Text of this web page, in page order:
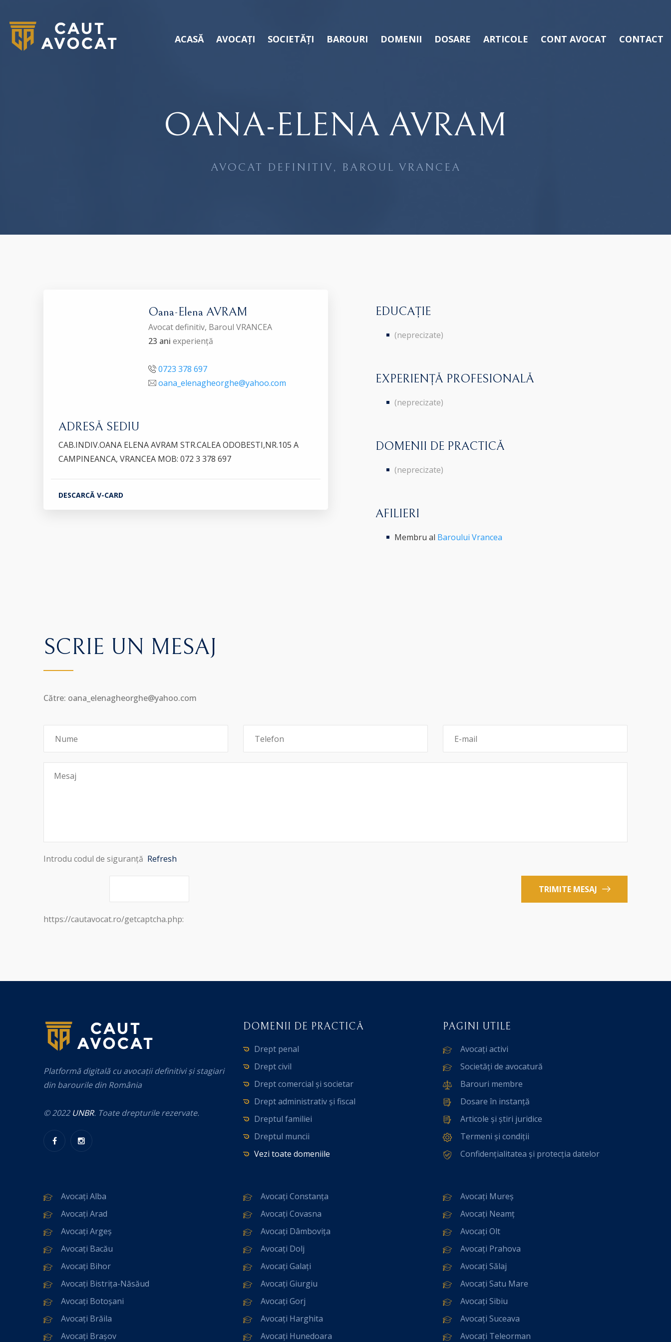
ACASĂ AVOCAȚI SOCIETĂȚI BAROURI DOMENII DOSARE ARTICOLE CONT AVOCAT CONTACT
OANA-ELENA AVRAM
AVOCAT DEFINITIV, BAROUL VRANCEA
Oana-Elena AVRAM
Avocat definitiv, Baroul VRANCEA
23 ani experiență
0723 378 697
oana_elenagheorghe@yahoo.com
ADRESĂ SEDIU
CAB.INDIV.OANA ELENA AVRAM STR.CALEA ODOBESTI,NR.105 A
CAMPINEANCA, VRANCEA MOB: 072 3 378 697
DESCARCĂ V-CARD
EDUCAȚIE
(neprecizate)
EXPERIENȚĂ PROFESIONALĂ
(neprecizate)
DOMENII DE PRACTICĂ
(neprecizate)
AFILIERI
Membru al Baroului Vrancea
SCRIE UN MESAJ
Către: oana_elenagheorghe@yahoo.com
Introdu codul de siguranță Refresh
TRIMITE MESAJ
https://cautavocat.ro/getcaptcha.php:
Platformă digitală cu avocații definitivi și stagiari
din barourile din România
© 2022 UNBR. Toate drepturile rezervate.
DOMENII DE PRACTICĂ
Drept penal
Drept civil
Drept comercial și societar
Drept administrativ și fiscal
Dreptul familiei
Dreptul muncii
Vezi toate domeniile
PAGINI UTILE
Avocați activi
Societăți de avocatură
Barouri membre
Dosare în instanță
Articole și știri juridice
Termeni și condiții
Confidențialitatea și protecția datelor
Avocați Alba
Avocați Arad
Avocați Argeș
Avocați Bacău
Avocați Bihor
Avocați Bistrița-Năsăud
Avocați Botoșani
Avocați Brăila
Avocați Brașov
Avocați Constanța
Avocați Covasna
Avocați Dâmbovița
Avocați Dolj
Avocați Galați
Avocați Giurgiu
Avocați Gorj
Avocați Harghita
Avocați Hunedoara
Avocați Mureș
Avocați Neamț
Avocați Olt
Avocați Prahova
Avocați Sălaj
Avocați Satu Mare
Avocați Sibiu
Avocați Suceava
Avocați Teleorman